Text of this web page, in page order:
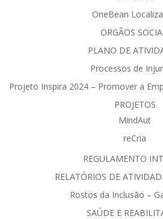
OneBean
ORGÃOS
PLANO DE
Processos de
Projeto Inspira 2024 – Promover a
PROJETOS
MindAut
reCria
REGULAMENTO
RELATÓRIOS DE
Rostos da Inclusão –
SAÚDE E